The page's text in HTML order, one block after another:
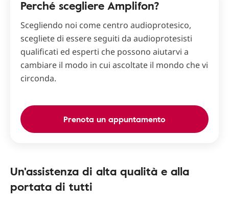
Perché scegliere Amplifon?
Scegliendo noi come centro audioprotesico,
scegliete di essere seguiti da audioprotesisti
qualificati ed esperti che possono aiutarvi a
cambiare il modo in cui ascoltate il mondo che vi
circonda.
Prenota un appuntamento
Un'assistenza di alta qualità e alla
portata di tutti